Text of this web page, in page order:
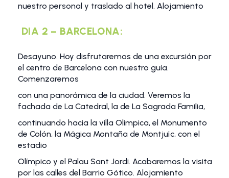
nuestro personal y traslado al hotel. Alojamiento
DIA 2 – BARCELONA:
Desayuno. Hoy disfrutaremos de una excursión por
el centro de Barcelona con nuestro guía.
Comenzaremos
con una panorámica de la ciudad. Veremos la
fachada de La Catedral, la de La Sagrada Familia,
continuando hacia la villa Olímpica, el Monumento
de Colón, la Mágica Montaña de Montjuïc, con el
estadio
Olímpico y el Palau Sant Jordi. Acabaremos la visita
por las calles del Barrio Gótico. Alojamiento